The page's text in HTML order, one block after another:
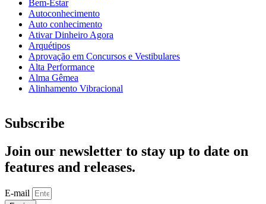
Bem-Estar
Autoconhecimento
Auto conhecimento
Ativar Dinheiro Agora
Arquétipos
Aprovação em Concursos e Vestibulares
Alta Performance
Alma Gêmea
Alinhamento Vibracional
Subscribe
Join our newsletter to stay up to date on
features and releases.
E-mail